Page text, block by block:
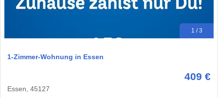
1 / 3
1-Zimmer-Wohnung in Essen
409 €
Essen, 45127